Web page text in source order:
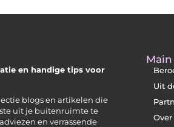
en handige tips voor
blogs en artikelen die
uit je buitenruimte te
en verrassende
Uit
Over